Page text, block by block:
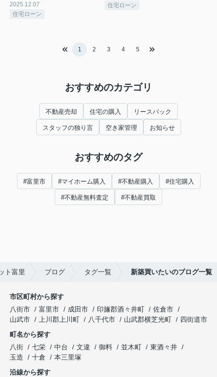
2025.12.07
住宅ローン
住宅ローン
1 2 3 4 5
おすすめのカテゴリ
不動産売却 住宅の購入 リースバック
スタッフの独り言 空き家管理 お知らせ
おすすめのタグ
#富里市 #マイホーム購入 #不動産購入 #住宅購入
#不動産無料査定 #不動産買取
ト富里 ブログ タグ一覧 新築買いたいのブログ一覧
市区町村から探す
八街市
富里市 成田市 印旛郡酒々井町
佐倉市
山武市
上川郡上川町 八千代市 山武郡横芝光町
四街道市
町名から探す
八街
七栄 中台 文違 御料 並木町
東酒々井
玉造
十倉
本三里塚
沿線から探す